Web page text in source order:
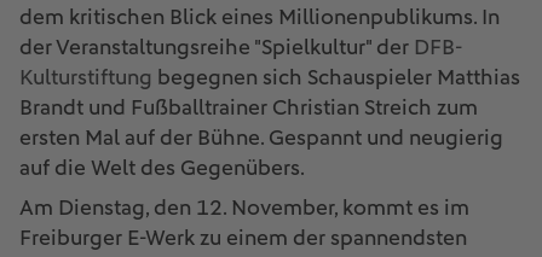
dem kritischen Blick eines Millionenpublikums. In
der Veranstaltungsreihe "Spielkultur" der DFB-
Kulturstiftung begegnen sich Schauspieler Matthias
Brandt und Fußballtrainer Christian Streich zum
ersten Mal auf der Bühne. Gespannt und neugierig
auf die Welt des Gegenübers.
Am Dienstag, den 12. November, kommt es im
Freiburger E-Werk zu einem der spannendsten